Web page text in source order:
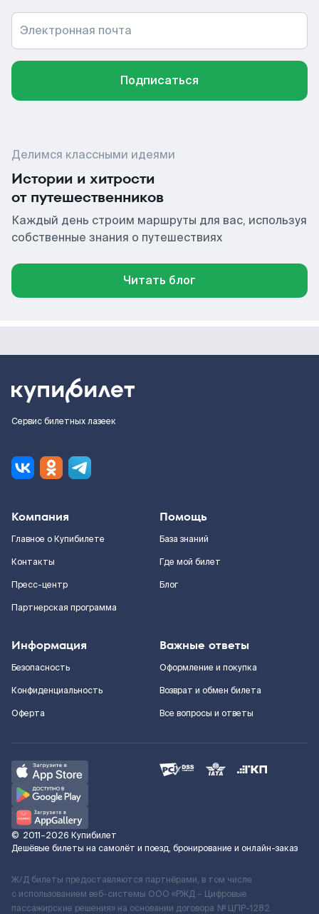
Электронная почта
Подписаться
Делимся классными идеями
Истории и хитрости
от путешественников
Каждый день строим маршруты для вас, используя
собственные знания о путешествиях
Читать блог
Сервис билетных лазеек
Компания
Главное о Купибилете
Контакты
Пресс-центр
Партнерская программа
Помощь
База знаний
Где мой билет
Блог
Информация
Безопасность
Конфиденциальность
Оферта
Важные ответы
Оформление и покупка
Возврат и обмен билета
Все вопросы и ответы
© 2011–2026 Купибилет
Дешёвые билеты на самолёт и поезд, бронирование и онлайн-заказ
Ж/Д билеты предоставляются партнёрами, в том числе
с использованием веб-системы ООО «РЖД – Цифровые
пассажирские решения» на основании договора № ЦПР-1282